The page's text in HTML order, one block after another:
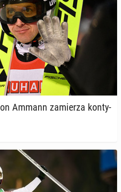
Ammann za­mie­rza kon­ty­